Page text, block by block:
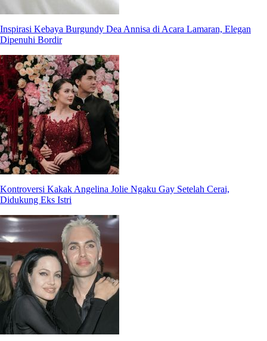
Inspirasi Kebaya Burgundy Dea Annisa di Acara Lamaran, Elegan
Dipenuhi Bordir
Kontroversi Kakak Angelina Jolie Ngaku Gay Setelah Cerai,
Didukung Eks Istri